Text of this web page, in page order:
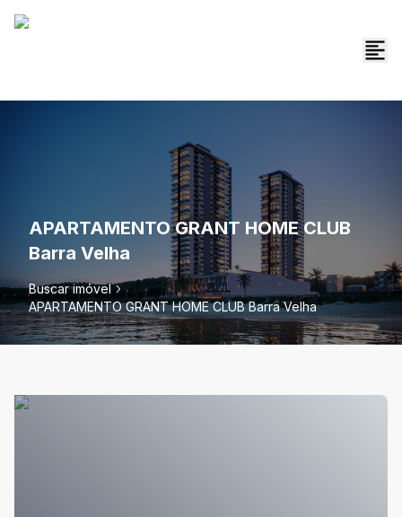
APARTAMENTO GRANT HOME CLUB
Barra Velha
Buscar imóvel
APARTAMENTO GRANT HOME CLUB Barra Velha